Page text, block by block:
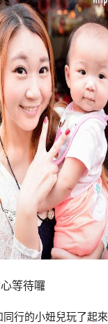
等待囉
行的小妞兒玩了起來